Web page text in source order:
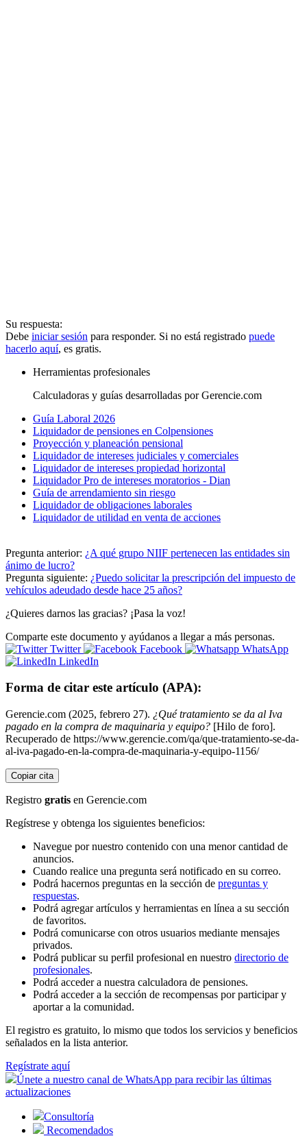
Su respuesta:
Debe iniciar sesión para responder. Si no está registrado puede
hacerlo aquí, es gratis.
Herramientas profesionales
Calculadoras y guías desarrolladas por Gerencie.com
Guía Laboral 2026
Liquidador de pensiones en Colpensiones
Proyección y planeación pensional
Liquidador de intereses judiciales y comerciales
Liquidador de intereses propiedad horizontal
Liquidador Pro de intereses moratorios - Dian
Guía de arrendamiento sin riesgo
Liquidador de obligaciones laborales
Liquidador de utilidad en venta de acciones
Pregunta anterior: ¿A qué grupo NIIF pertenecen las entidades sin
ánimo de lucro?
Pregunta siguiente: ¿Puedo solicitar la prescripción del impuesto de
vehículos adeudado desde hace 25 años?
¿Quieres darnos las gracias? ¡Pasa la voz!
Comparte este documento y ayúdanos a llegar a más personas.
Twitter
Facebook
WhatsApp
LinkedIn
Forma de citar este artículo (APA):
Gerencie.com (2025, febrero 27). ¿Qué tratamiento se da al Iva
pagado en la compra de maquinaria y equipo? [Hilo de foro].
Recuperado de https://www.gerencie.com/qa/que-tratamiento-se-da-
al-iva-pagado-en-la-compra-de-maquinaria-y-equipo-1156/
Copiar cita
Registro gratis en Gerencie.com
Regístrese y obtenga los siguientes beneficios:
Navegue por nuestro contenido con una menor cantidad de
anuncios.
Cuando realice una pregunta será notificado en su correo.
Podrá hacernos preguntas en la sección de preguntas y
respuestas.
Podrá agregar artículos y herramientas en línea a su sección
de favoritos.
Podrá comunicarse con otros usuarios mediante mensajes
privados.
Podrá publicar su perfil profesional en nuestro directorio de
profesionales.
Podrá acceder a nuestra calculadora de pensiones.
Podrá acceder a la sección de recompensas por participar y
aportar a la comunidad.
El registro es gratuito, lo mismo que todos los servicios y beneficios
señalados en la lista anterior.
Regístrate aquí
Únete a nuestro canal de WhatsApp para recibir las últimas
actualizaciones
Consultoría
Recomendados